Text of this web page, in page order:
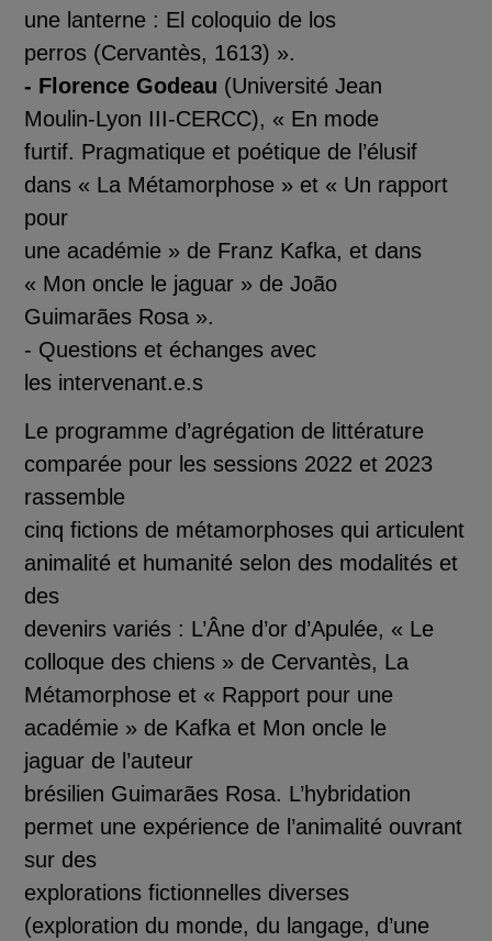
une lanterne : El coloquio de los
perros (Cervantès, 1613) ».
- Florence Godeau (Université Jean
Moulin-Lyon III-CERCC), « En mode
furtif. Pragmatique et poétique de l’élusif
dans « La Métamorphose » et « Un rapport
pour
une académie » de Franz Kafka, et dans
« Mon oncle le jaguar » de João
Guimarães Rosa ».
- Questions et échanges avec
les intervenant.e.s
Le programme d’agrégation de littérature
comparée pour les sessions 2022 et 2023
rassemble
cinq fictions de métamorphoses qui articulent
animalité et humanité selon des modalités et
des
devenirs variés : L’Âne d’or d’Apul ée, « Le
colloque des chiens » de Cervantès, La
Métamorphose et « Rapport pour une
académie » de Kafka et Mon oncle le
jaguar de l’auteur
brésilien Guimarães Rosa. L’hybridation
permet une expérience de l’animalité ouvrant
sur des
explorations fictionnelles diverses
(exploration du monde, du langage, d’une